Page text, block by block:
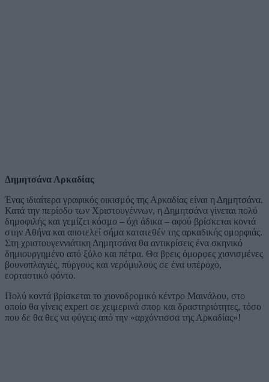
Δημητσάνα Αρκαδίας
Ένας ιδιαίτερα γραφικός οικισμός της Αρκαδίας είναι η Δημητσάνα.
Κατά την περίοδο των Χριστουγέννων, η Δημητσάνα γίνεται πολύ
δημοφιλής και γεμίζει κόσμο – όχι άδικα – αφού βρίσκεται κοντά
στην Αθήνα και αποτελεί σήμα κατατεθέν της αρκαδικής ομορφιάς.
Στη χριστουγεννιάτικη Δημητσάνα θα αντικρίσεις ένα σκηνικό
δημιουργημένο από ξύλο και πέτρα. Θα βρεις όμορφες χιονισμένες
βουνοπλαγιές, πύργους και νερόμυλους σε ένα υπέροχο,
εορταστικό φόντο.
Πολύ κοντά βρίσκεται το χιονοδρομικό κέντρο Μαινάλου, στο
οποίο θα γίνεις expert σε χειμερινά σπορ και δραστηριότητες, τόσο
που δε θα θες να φύγεις από την «αρχόντισσα της Αρκαδίας»!